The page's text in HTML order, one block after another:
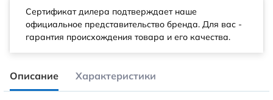
Сертификат дилера подтверждает наше
официальное представительство бренда. Для вас -
гарантия происхождения товара и его качества.
Описание Характеристики